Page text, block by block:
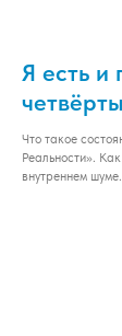
Я есть и
Что такое
Реальности».
внутреннем шуме.